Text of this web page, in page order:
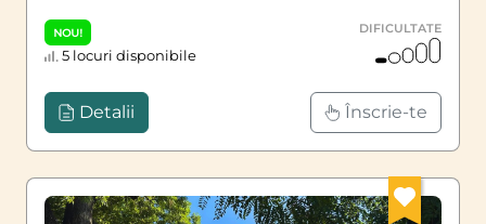
NOU!
5 locuri disponibile
DIFICULTATE
Detalii Înscrie-te